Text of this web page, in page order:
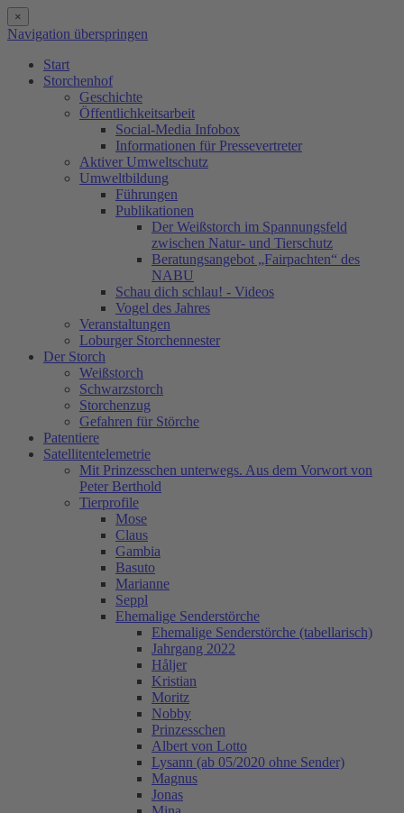
×
Navigation überspringen
Start
Storchenhof
Geschichte
Öffentlichkeitsarbeit
Social-Media Infobox
Informationen für Pressevertreter
Aktiver Umweltschutz
Umweltbildung
Führungen
Publikationen
Der Weißstorch im Spannungsfeld
zwischen Natur- und Tierschutz
Beratungsangebot „Fairpachten“ des
NABU
Schau dich schlau! - Videos
Vogel des Jahres
Veranstaltungen
Loburger Storchennester
Der Storch
Weißstorch
Schwarzstorch
Storchenzug
Gefahren für Störche
Patentiere
Satellitentelemetrie
Mit Prinzesschen unterwegs. Aus dem Vorwort von
Peter Berthold
Tierprofile
Mose
Claus
Gambia
Basuto
Marianne
Seppl
Ehemalige Senderstörche
Ehemalige Senderstörche (tabellarisch)
Jahrgang 2022
Håljer
Kristian
Moritz
Nobby
Prinzesschen
Albert von Lotto
Lysann (ab 05/2020 ohne Sender)
Magnus
Jonas